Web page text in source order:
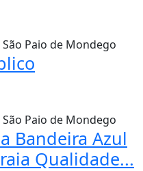
São Paio de Mondego
São Paio de Mondego
Bandeira Azul
Qualidade...